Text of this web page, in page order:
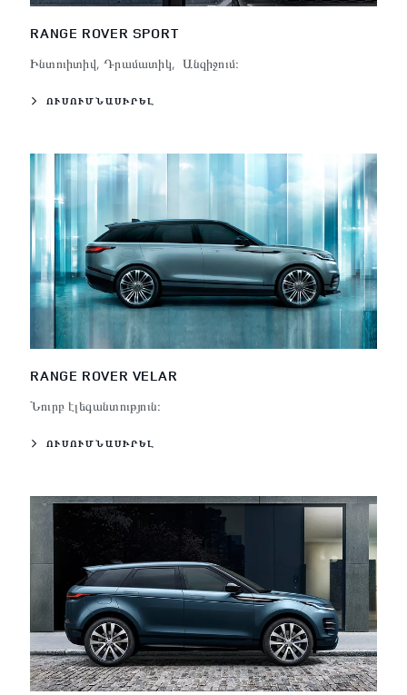
RANGE ROVER SPORT
Ինտուիտիվ, Դրամատիկ, Անզիջում։
ՈՒՍՈՒՄՆԱՍԻՐԵԼ
RANGE ROVER VELAR
Նուրբ էլեգանտություն։
ՈՒՍՈՒՄՆԱՍԻՐԵԼ